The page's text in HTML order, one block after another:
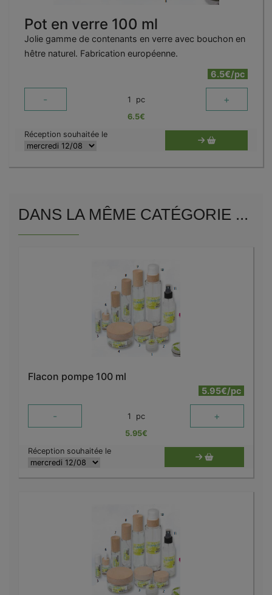
Pot en verre 100 ml
Jolie gamme de contenants en verre avec bouchon en
hêtre naturel. Fabrication européenne.
6.5€/pc
- 1 pc +
6.5€
Réception souhaitée le
DANS LA MÊME CATÉGORIE ...
Flacon pompe 100 ml
5.95€/pc
- 1 pc +
5.95€
Réception souhaitée le